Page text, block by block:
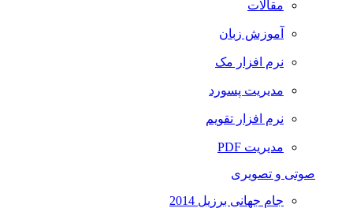
مقالات
آموزش زبان
نرم افزار مک
مدیریت پسورد
نرم افزار تقویم
مدیریت PDF
صوتی و تصویری
جام جهانی برزیل 2014